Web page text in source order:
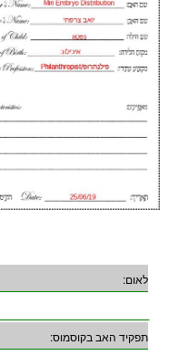
לאום:
תפקיד האב בקוסמוס: